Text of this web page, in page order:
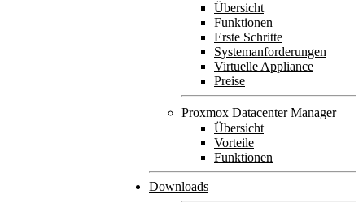
Übersicht
Funktionen
Erste Schritte
Systemanforderungen
Virtuelle Appliance
Preise
Proxmox Datacenter Manager
Übersicht
Vorteile
Funktionen
Downloads